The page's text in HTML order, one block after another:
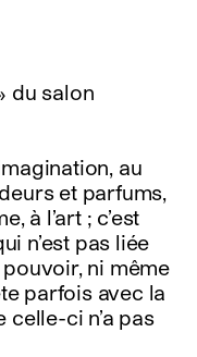
du salon
au
et parfums,
à l’art ; c’est
n’est pas liée
ni même
parfois avec la
ci n’a pas